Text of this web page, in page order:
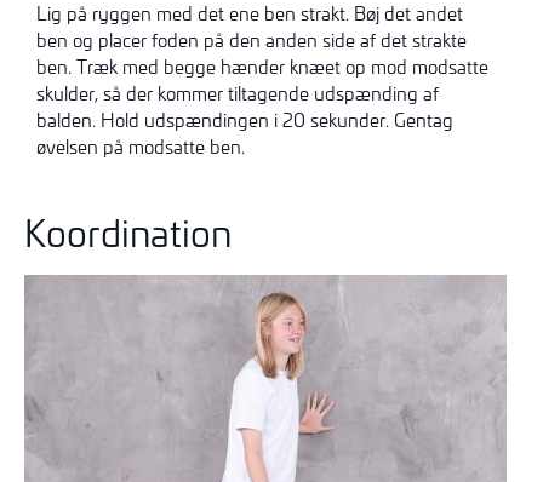
Lig på ryggen med det ene ben strakt. Bøj det andet
ben og placer foden på den anden side af det strakte
ben. Træk med begge hænder knæet op mod modsatte
skulder, så der kommer tiltagende udspænding af
balden. Hold udspændingen i 20 sekunder. Gentag
øvelsen på modsatte ben.
Koordination